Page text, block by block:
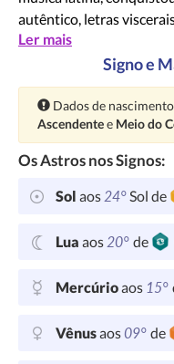
autêntico, letras
Ler mais
Signo e
Atenção:
Dados de
Ascendentee Meio do
Os Astros nos Signos:
Sol aos24°Sol de
Lua aos20° de
Mercúrioaos 15°
Vênusaos09° de